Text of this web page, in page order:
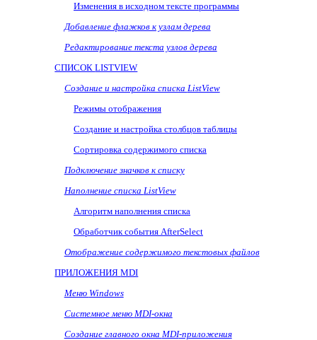
Изменения в исходном тексте программы
Добавление флажков к узлам дерева
Редактирование текста узлов дерева
СПИСОКLISTVIEW
Создание и настройка списка ListView
Режимы отображения
Создание и настройка столбцов таблицы
Сортировка содержимого списка
Подключение значков к списку
Наполнение списка ListView
Алгоритм наполнения списка
Обработчик события AfterSelect
Отображение содержимого текстовых файлов
ПРИЛОЖЕНИЯMDI
Меню Windows
Системное меню MDI-окна
Создание главного окна MDI-приложения